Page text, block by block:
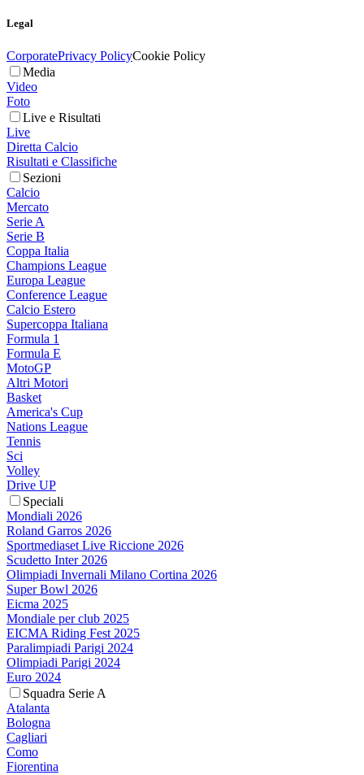
Legal
CorporatePrivacy PolicyCookie Policy
Media
Video
Foto
Live e Risultati
Live
Diretta Calcio
Risultati e Classifiche
Sezioni
Calcio
Mercato
Serie A
Serie B
Coppa Italia
Champions League
Europa League
Conference League
Calcio Estero
Supercoppa Italiana
Formula 1
Formula E
MotoGP
Altri Motori
Basket
America's Cup
Nations League
Tennis
Sci
Volley
Drive UP
Speciali
Mondiali 2026
Roland Garros 2026
Sportmediaset Live Riccione 2026
Scudetto Inter 2026
Olimpiadi Invernali Milano Cortina 2026
Super Bowl 2026
Eicma 2025
Mondiale per club 2025
EICMA Riding Fest 2025
Paralimpiadi Parigi 2024
Olimpiadi Parigi 2024
Euro 2024
Squadra Serie A
Atalanta
Bologna
Cagliari
Como
Fiorentina